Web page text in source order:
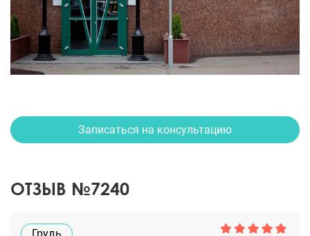
Записаться на консультацию
ОТЗЫВ №7240
Грудь